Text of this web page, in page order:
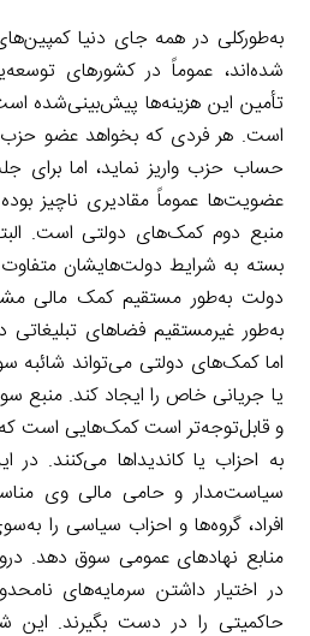
به‌طورکلی در همه جای دنیا
شده‌اند، عموماً در کشورهای
تأمین این هزینه‌ها پیش‌بینی‌شده
است. هر فردی که بخواهد عضو حزب
حساب حزب واریز نماید، اما
عضویت‌ها عموماً مقادیری ناچیز
منبع دوم کمک‌های دولتی است.
بسته به شرایط دولت‌هایشان متفاوت
دولت به‌طور مستقیم کمک مالی
به‌طور غیرمستقیم فضاهای تبلیغاتی
اما کمک‌های دولتی می‌تواند
یا جریانی خاص را ایجاد کند. منبع
و قابل‌توجه‌تر است کمک‌هایی است
به احزاب یا کاندیداها می‌کنند.
سیاست‌مدار و حامی مالی وی
افراد، گروه‌ها و احزاب سیاسی را
منابع نهادهای عمومی سوق دهد.
در اختیار داشتن سرمایه‌های
حاکمیتی را در دست بگیرند. این